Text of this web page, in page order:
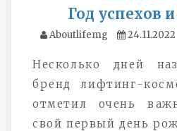
Год успехов
Aboutlifemg 24.11.2022
Несколько дней
бренд лифтинг-
отметил очень
свой первый день